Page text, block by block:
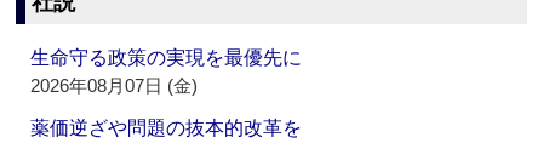
生命守る政策の実現を最優先に
2026年08月07日 (金)
薬価逆ざや問題の抜本的改革を